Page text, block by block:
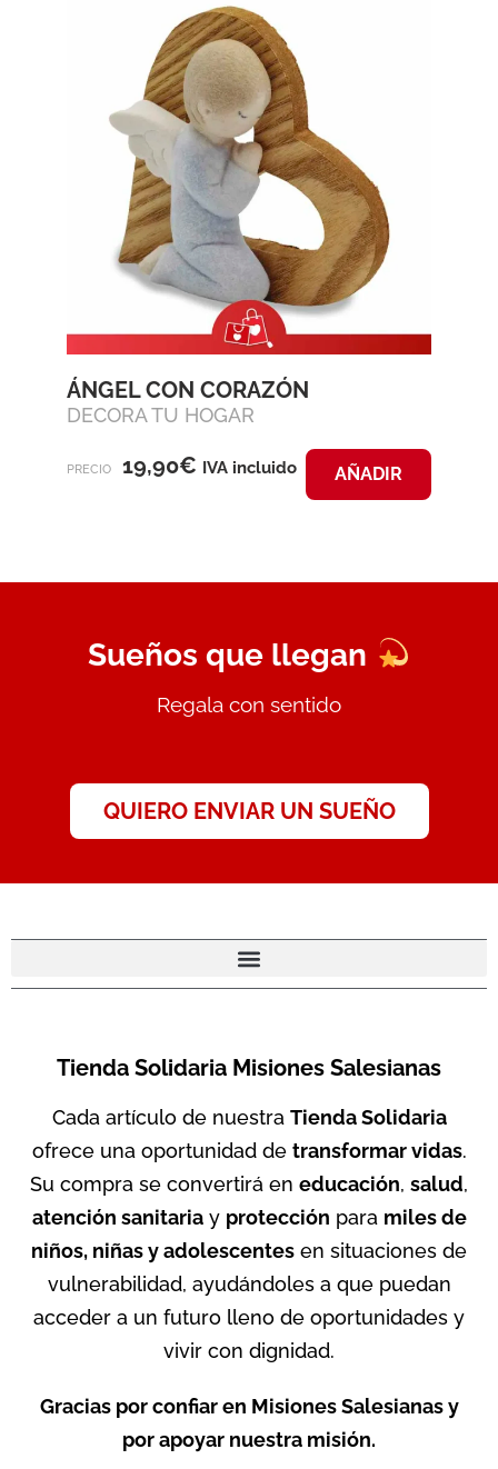
ÁNGEL CON CORAZÓN
DECORA TU HOGAR
PRECIO 19,90€ IVA incluido AÑADIR
​Sueños que llegan
Regala con sentido
QUIERO ENVIAR UN SUEÑO
Tienda Solidaria Misiones Salesianas
Cada artículo de nuestra Tienda Solidaria
ofrece una oportunidad de transformar vidas.
Su compra se convertirá en educación, salud,
atención sanitariay protección para miles de
niños, niñas y adolescentes en situaciones de
vulnerabilidad, ayudándoles a que puedan
acceder a un futuro lleno de oportunidades y
vivir con dignidad.
Gracias por confiar en Misiones Salesianas y
por apoyar nuestra misión.